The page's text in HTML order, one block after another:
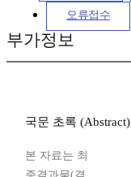
오류접수
부가정보
국문 초록 (Abstract)
본 자료는 최